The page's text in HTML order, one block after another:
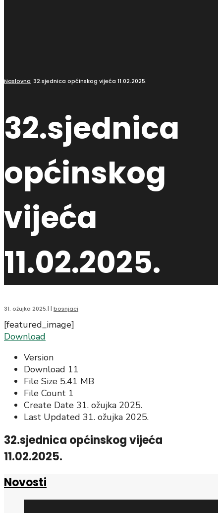
Naslovna 32.sjednica općinskog vijeća 11.02.2025.
32.sjednica
općinskog
vijeća
11.02.2025.
31. ožujka 2025.| | bosnjaci
[featured_image]
Download
Version
Download 11
File Size 5.41 MB
File Count 1
Create Date 31. ožujka 2025.
Last Updated 31. ožujka 2025.
32.sjednica općinskog vijeća
11.02.2025.
Novosti